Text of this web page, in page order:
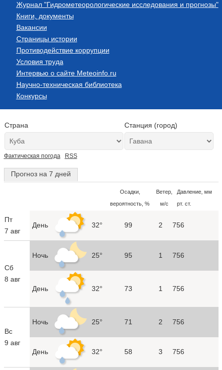
Журнал "Гидрометеорологические исследования и прогнозы"
Книги, документы
Вакансии
Страницы истории
Противодействие коррупции
Условия труда
Интервью о сайте Meteoinfo.ru
Научно-техническая библиотека
Конкурсы
Страна Станция (город)
Фактическая погода RSS
Прогноз на 7 дней
Осадки,
вероятность, %
Ветер,
м/с
Давление, мм
рт. ст.
Пт
7 авг
День 32° 99 2 756
Сб
8 авг
Ночь 25° 95 1 756
День 32° 73 1 756
Вс
9 авг
Ночь 25° 71 2 756
День 32° 58 3 756